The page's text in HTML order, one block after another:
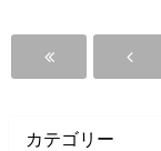
カテゴリー